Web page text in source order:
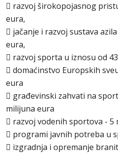
 razvoj širokopojasnog
eura,
 jačanje i razvoj sustava
eura,
 razvoj sporta u iznosu od
 domaćinstvo Europskih
eura
 građevinski zahvati na
milijuna eura
 razvoj vodenih sportova - 5
 programi javnih potreba u
 izgradnja i opremanje